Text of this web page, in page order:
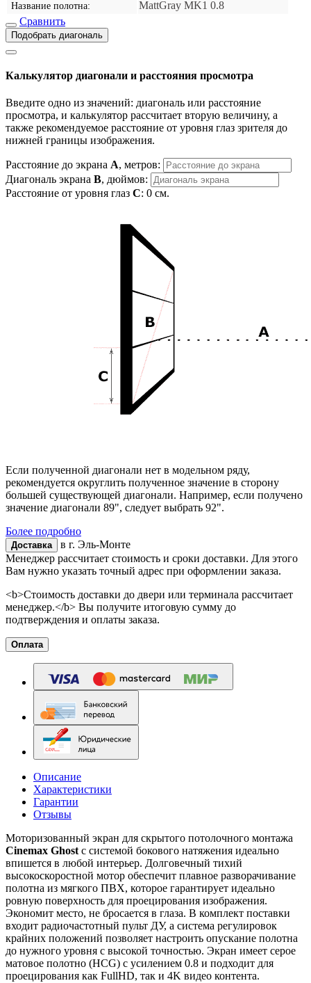
Название полотна:
MattGray MK1 0.8
Сравнить
Подобрать диагональ
Калькулятор диагонали и расстояния просмотра
Введите одно из значений: диагональ или расстояние
просмотра, и калькулятор рассчитает вторую величину, а
также рекомендуемое расстояние от уровня глаз зрителя до
нижней границы изображения.
Расстояние до экрана A, метров:
Диагональ экрана B, дюймов:
Расстояние от уровня глаз C: 0 см.
Если полученной диагонали нет в модельном ряду,
рекомендуется округлить полученное значение в сторону
большей существующей диагонали. Например, если получено
значение диагонали 89", следует выбрать 92".
Более подробно
Доставка в г. Эль-Монте
Менеджер рассчитает стоимость и сроки доставки. Для этого
Вам нужно указать точный адрес при оформлении заказа.
<b>Стоимость доставки до двери или терминала рассчитает
менеджер.</b> Вы получите итоговую сумму до
подтверждения и оплаты заказа.
Оплата
Описание
Характеристики
Гарантии
Отзывы
Моторизованный экран для скрытого потолочного монтажа
Cinemax Ghost с системой бокового натяжения идеально
впишется в любой интерьер. Долговечный тихий
высокоскоростной мотор обеспечит плавное разворачивание
полотна из мягкого ПВХ, которое гарантирует идеально
ровную поверхность для проецирования изображения.
Экономит место, не бросается в глаза. В комплект поставки
входит радиочастотный пульт ДУ, а система регулировок
крайних положений позволяет настроить опускание полотна
до нужного уровня с высокой точностью. Экран имеет серое
матовое полотно (HCG) с усилением 0.8 и подходит для
проецирования как FullHD, так и 4K видео контента.